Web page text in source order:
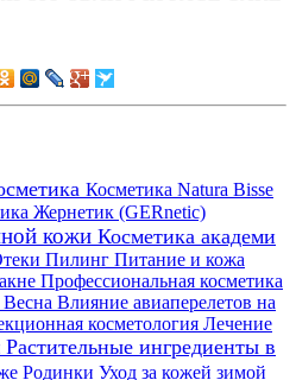
Косметика Natura Bisse
Жернетик (GERnetic)
кожи Косметика академи
Пилинг Питание и кожа
Профессиональная косметика
Весна Влияние авиаперелетов на
косметология Лечение
Растительные ингредиенты в
Родинки Уход за кожей зимой